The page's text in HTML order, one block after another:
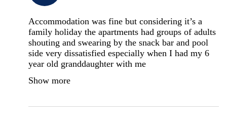
Accommodation was fine but considering it’s a
family holiday the apartments had groups of adults
shouting and swearing by the snack bar and pool
side very dissatisfied especially when I had my 6
year old granddaughter with me
Show more